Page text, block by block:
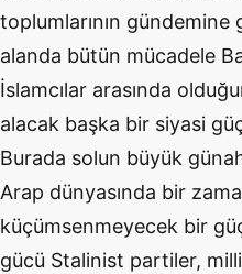
toplumlarının
alanda bütün mücadele
İslamcılar arasında
alacak başka bir siyasi
Burada solun büyük
Arap dünyasında bir
küçümsenmeyecek bir
gücü Stalinist partiler,